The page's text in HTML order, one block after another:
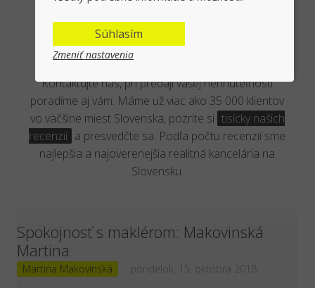
Overená kancelária reálnymi
klientmi
Kontaktujte nás, pri predaji vašej nehnuteľnosti
poradíme aj vám. Máme už viac ako 35 000 klientov
vo väčšine miest Slovenska, pozrite si tisícky našich
recenzií a presvedčte sa. Podľa počtu recenzií sme
najlepšia a najoverenejšia realitná kancelária na
Slovensku.
Spokojnosť s maklérom: Makovinská
Martina
Martina Makovinská pondelok, 15. októbra 2018
Súhlasím
Zmeniť nastavenia